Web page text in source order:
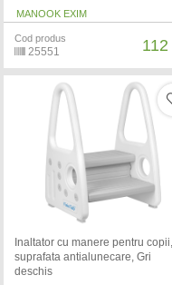
MANOOK EXIM
Cod produs
25551 112
Inaltator cu manere pentru copii,
suprafata antialunecare, Gri
deschis